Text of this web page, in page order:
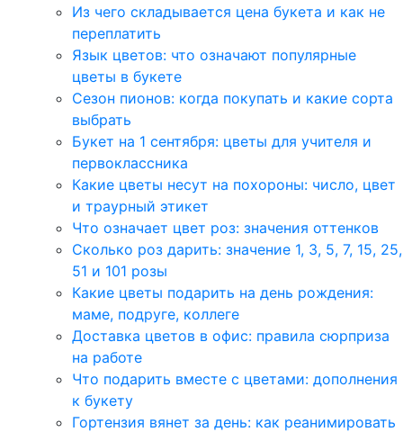
Из чего складывается цена букета и как не
переплатить
Язык цветов: что означают популярные
цветы в букете
Сезон пионов: когда покупать и какие сорта
выбрать
Букет на 1 сентября: цветы для учителя и
первоклассника
Какие цветы несут на похороны: число, цвет
и траурный этикет
Что означает цвет роз: значения оттенков
Сколько роз дарить: значение 1, 3, 5, 7, 15, 25,
51 и 101 розы
Какие цветы подарить на день рождения:
маме, подруге, коллеге
Доставка цветов в офис: правила сюрприза
на работе
Что подарить вместе с цветами: дополнения
к букету
Гортензия вянет за день: как реанимировать